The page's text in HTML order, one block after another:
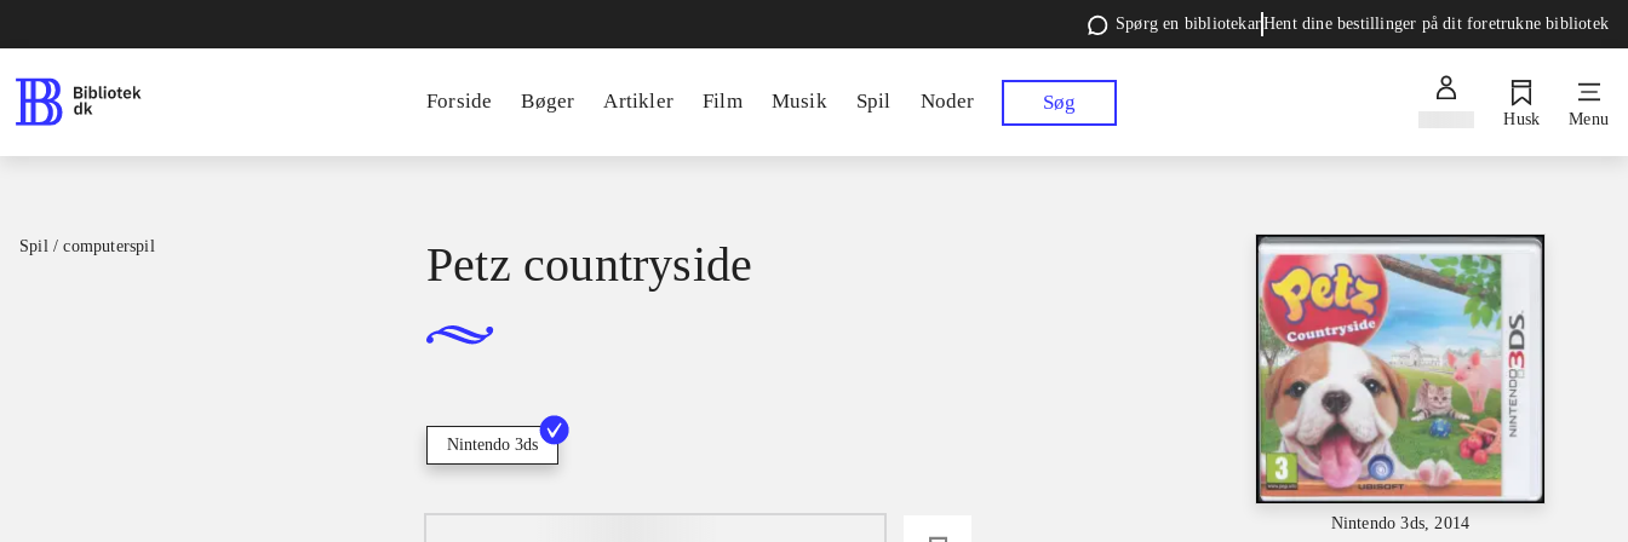
Spørg en bibliotekarHent dine bestillinger på dit foretrukne bibliotek
Forside Bøger Artikler Film Musik Spil Noder Søg
Husk Menu
Spil / computerspil
Nintendo 3ds, 2014
Petz countryside
Nintendo 3ds